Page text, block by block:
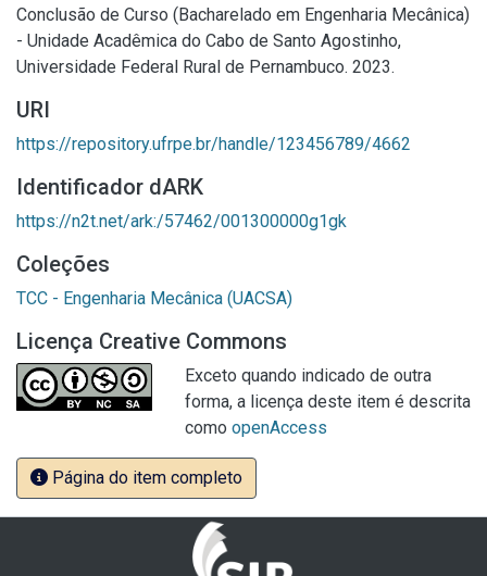
Conclusão de Curso (Bacharelado em Engenharia Mecânica)
- Unidade Acadêmica do Cabo de Santo Agostinho,
Universidade Federal Rural de Pernambuco. 2023.
URI
https://repository.ufrpe.br/handle/123456789/4662
Identificador dARK
https://n2t.net/ark:/57462/001300000g1gk
Coleções
TCC - Engenharia Mecânica (UACSA)
Licença Creative Commons
Exceto quando indicado de outra
forma, a licença deste item é descrita
como openAccess
Página do item completo